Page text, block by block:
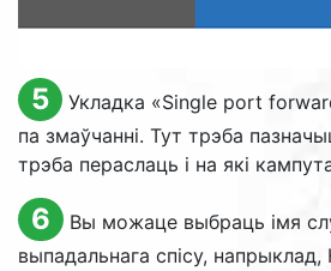
5 Укладка «Single port
па змаўчанні. Тут трэба
трэба пераслаць і на які
6
Вы можаце выбраць імя
выпадальнага спісу, напрыклад,